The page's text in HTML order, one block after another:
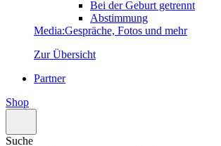
Bei der Geburt getrennt
Abstimmung
Media:Gespräche, Fotos und mehr
Zur Übersicht
Partner
Shop
Suche